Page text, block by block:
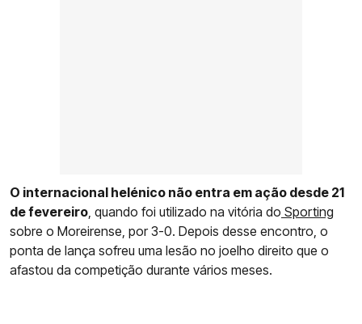
O internacional helénico não entra em ação desde 21
de fevereiro , quando foi utilizado na vitória do Sporting
sobre o Moreirense, por 3-0. Depois desse encontro, o
ponta de lança sofreu uma lesão no joelho direito que o
afastou da competição durante vários meses.